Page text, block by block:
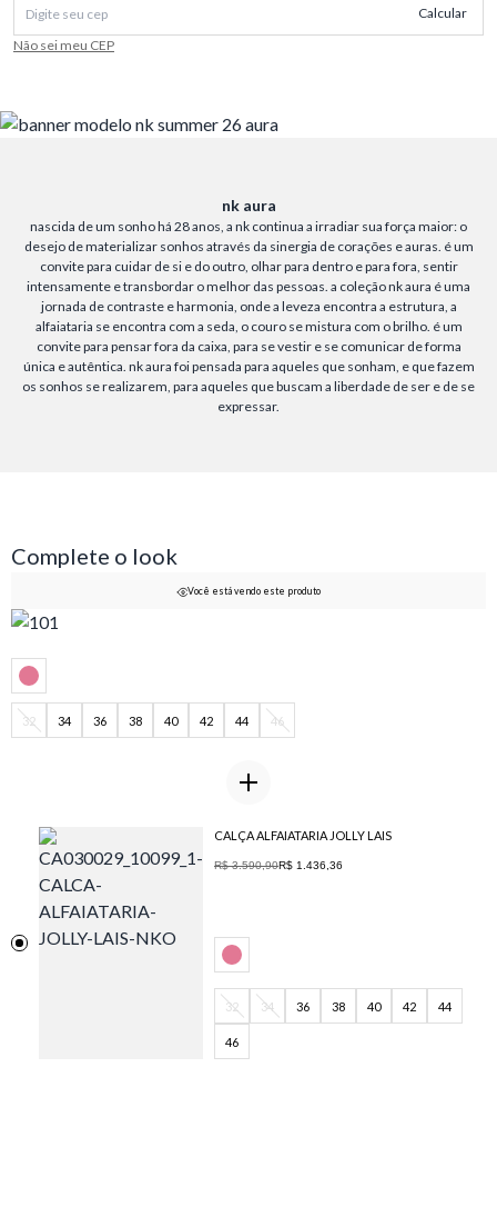
Calcular
Não sei meu CEP
nk aura
nascida de um sonho há 28 anos, a nk continua a irradiar sua força maior: o
desejo de materializar sonhos através da sinergia de corações e auras. é um
convite para cuidar de si e do outro, olhar para dentro e para fora, sentir
intensamente e transbordar o melhor das pessoas. a coleção nk aura é uma
jornada de contraste e harmonia, onde a leveza encontra a estrutura, a
alfaiataria se encontra com a seda, o couro se mistura com o brilho. é um
convite para pensar fora da caixa, para se vestir e se comunicar de forma
única e autêntica. nk aura foi pensada para aqueles que sonham, e que fazem
os sonhos se realizarem, para aqueles que buscam a liberdade de ser e de se
expressar.
Complete o look
Você está vendo este produto
32 34 36 38 40 42 44 46
CALÇA ALFAIATARIA JOLLY LAIS
R$ 3.590,90R$ 1.436,36
32 34 36 38 40 42 44
46